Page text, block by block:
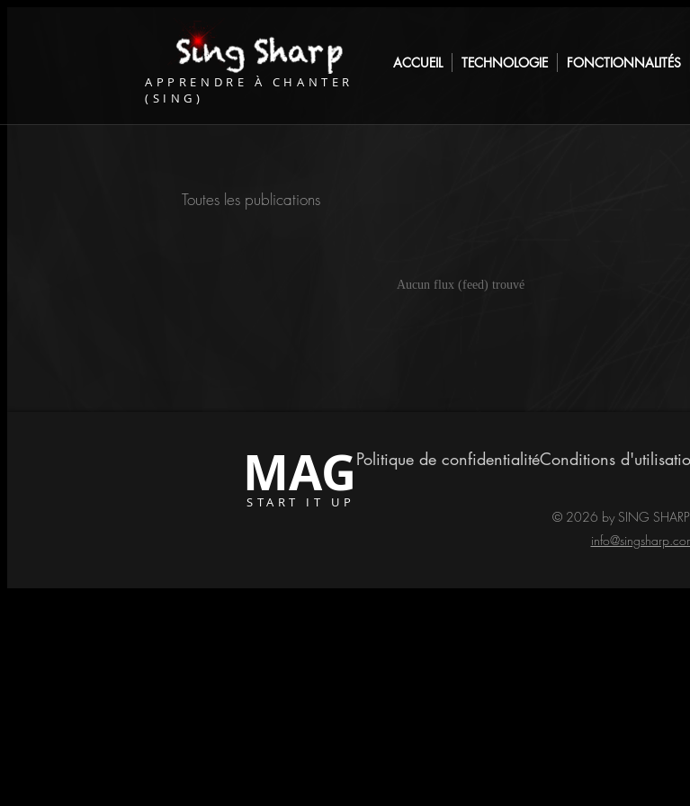
APPRENDRE À CHANTER
(SING)
ACCUEIL TECHNOLOGIE FONCTIONNALITÉS
Toutes les publications
Aucun flux (feed) trouvé
MAG
START IT UP
Politique de confidentialitéConditions
© 2026 by SING